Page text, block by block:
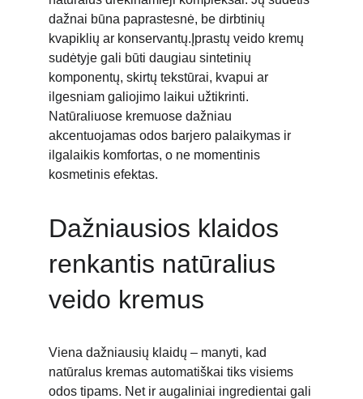
dažnai būna paprastesnė, be dirbtinių
kvapiklių ar konservantų.Įprastų veido kremų
sudėtyje gali būti daugiau sintetinių
komponentų, skirtų tekstūrai, kvapui ar
ilgesniam galiojimo laikui užtikrinti.
Natūraliuose kremuose dažniau
akcentuojamas odos barjero palaikymas ir
ilgalaikis komfortas, o ne momentinis
kosmetinis efektas.
Dažniausios klaidos
renkantis natūralius
veido kremus
Viena dažniausių klaidų – manyti, kad
natūralus kremas automatiškai tiks visiems
odos tipams. Net ir augaliniai ingredientai gali